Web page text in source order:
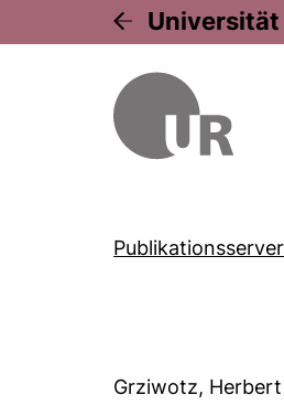
Universität
Publikationsserver
Grziwotz, Herbert